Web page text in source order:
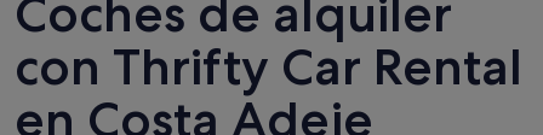
Coches de alquiler
con Thrifty Car Rental
en Costa Adeje